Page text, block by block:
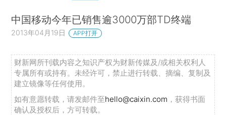
中国移动今年已销售逾3000万部TD终端
2013年04月19日 APP打开
财新网所刊载内容之知识产权为财新传媒及/或相关权利人
专属所有或持有。未经许可，禁止进行转载、摘编、复制及
建立镜像等任何使用。
如有意愿转载，请发邮件至hello@caixin.com ，获得书面
确认及授权后，方可转载。